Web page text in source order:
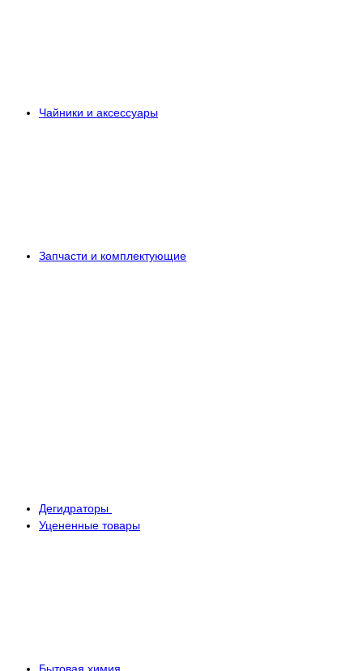
Чайники и аксессуары
Запчасти и комплектующие
Дегидраторы
Уцененные товары
Бытовая химия